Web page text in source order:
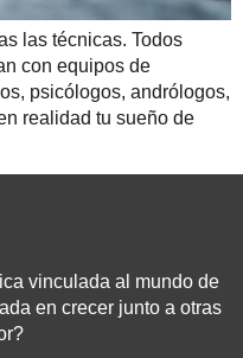
las técnicas. Todos
con equipos de
psicólogos, andrólogos,
realidad tu sueño de
vinculada al mundo de
en crecer junto a otras